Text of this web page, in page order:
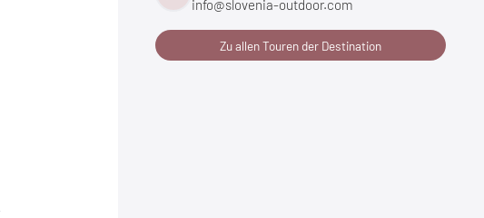
info@slovenia-outdoor.com
Zu allen Touren der Destination